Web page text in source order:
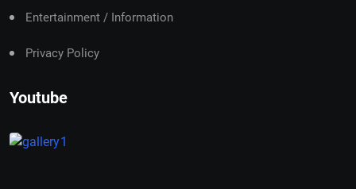
Entertainment / Information
Privacy Policy
Youtube